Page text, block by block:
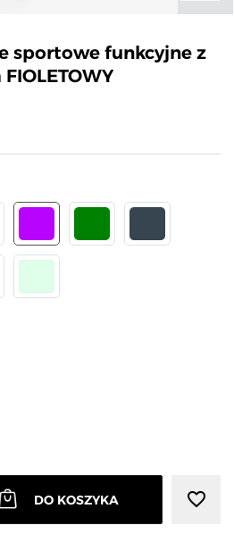
sportowe funkcyjne z
DO KOSZYKA favorite_border